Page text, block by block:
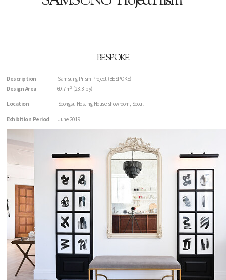
BESPOKE
Description
Samsung Prism Project (BESPOKE)
Design Area
69.7m² (23.3 py)
Location Seongsu Hosting House showroom, Seoul
Exhibition Period
June 2019